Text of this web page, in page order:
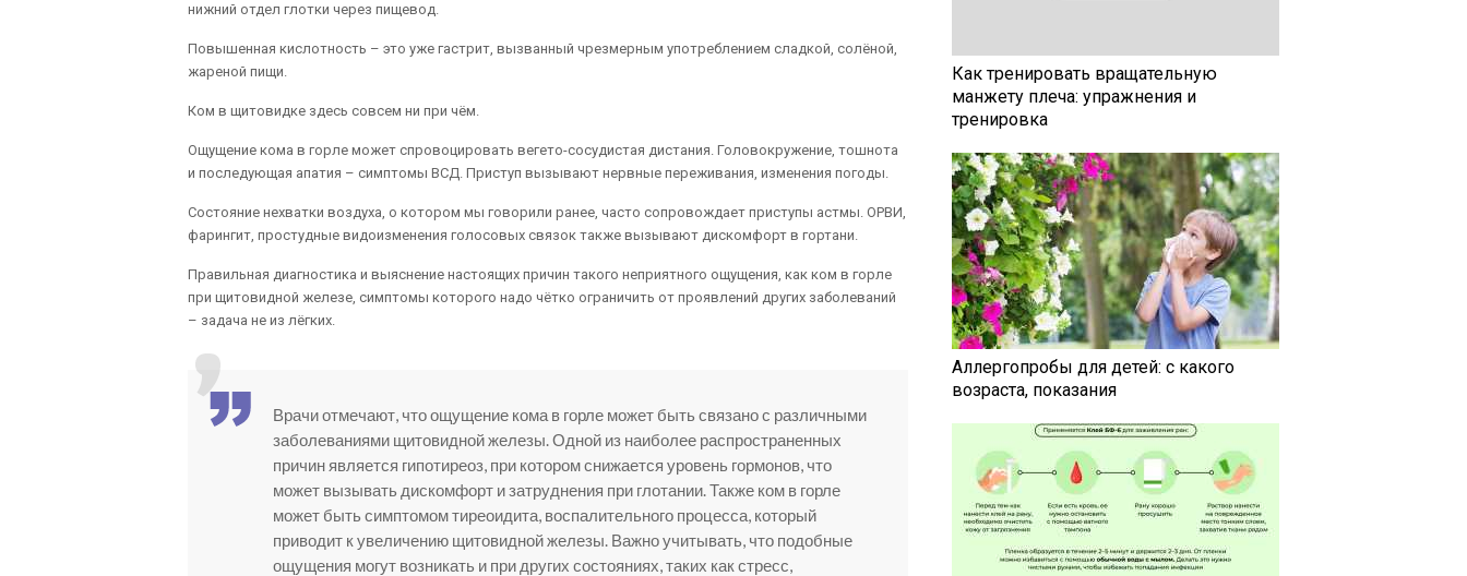
нижний отдел глотки через пищевод.
Повышенная кислотность – это уже гастрит, вызванный чрезмерным употреблением сладкой, солёной,
жареной пищи.
Ком в щитовидке здесь совсем ни при чём.
Ощущение кома в горле может спровоцировать вегето-сосудистая дистания. Головокружение, тошнота
и последующая апатия – симптомы ВСД. Приступ вызывают нервные переживания, изменения погоды.
Состояние нехватки воздуха, о котором мы говорили ранее, часто сопровождает приступы астмы. ОРВИ,
фарингит, простудные видоизменения голосовых связок также вызывают дискомфорт в гортани.
Правильная диагностика и выяснение настоящих причин такого неприятного ощущения, как ком в горле
при щитовидной железе, симптомы которого надо чётко ограничить от проявлений других заболеваний
– задача не из лёгких.
Врачи отмечают, что ощущение кома в горле может быть связано с различными
заболеваниями щитовидной железы. Одной из наиболее распространенных
причин является гипотиреоз, при котором снижается уровень гормонов, что
может вызывать дискомфорт и затруднения при глотании. Также ком в горле
может быть симптомом тиреоидита, воспалительного процесса, который
приводит к увеличению щитовидной железы. Важно учитывать, что подобные
ощущения могут возникать и при других состояниях, таких как стресс,
Как тренировать вращательную
манжету плеча: упражнения и
тренировка
Аллергопробы для детей: с какого
возраста, показания